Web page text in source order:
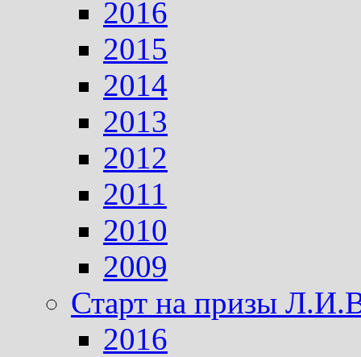
2016
2015
2014
2013
2012
2011
2010
2009
Старт на призы
2016